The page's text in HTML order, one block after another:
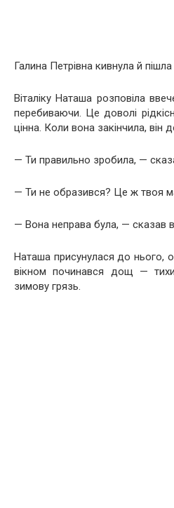
Галина Петрівна кивнула й
Віталіку Наташа розповіла
перебиваючи. Це доволі
цінна. Коли вона закінчила, він
— Ти правильно зробила, —
— Ти не образився? Це ж твоя
— Вона неправа була, — сказав
Наташа присунулася до нього,
вікном починався дощ —
зимову грязь.